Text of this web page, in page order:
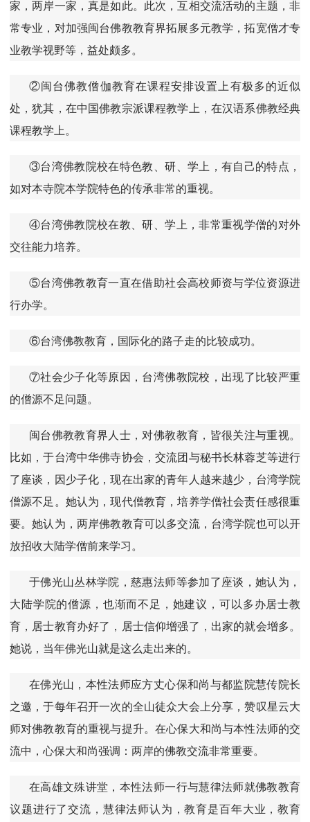
家，两岸一家，真是如此。此次，互相交流活动的主题，非
常专业，对加强闽台佛教教育界拓展多元教学，拓宽僧才专
业教学视野等，益处颇多。
②闽台佛教僧伽教育在课程安排设置上有极多的近似
处，犹其，在中国佛教宗派课程教学上，在汉语系佛教经典
课程教学上。
③台湾佛教院校在特色教、研、学上，有自己的特点，
如对本寺院本学院特色的传承非常的重视。
④台湾佛教院校在教、研、学上，非常重视学僧的对外
交往能力培养。
⑤台湾佛教教育一直在借助社会高校师资与学位资源进
行办学。
⑥台湾佛教教育，国际化的路子走的比较成功。
⑦社会少子化等原因，台湾佛教院校，出现了比较严重
的僧源不足问题。
闽台佛教教育界人士，对佛教教育，皆很关注与重视。
比如，于台湾中华佛寺协会，交流团与秘书长林蓉芝等进行
了座谈，因少子化，现在出家的青年人越来越少，台湾学院
僧源不足。她认为，现代僧教育，培养学僧社会责任感很重
要。她认为，两岸佛教教育可以多交流，台湾学院也可以开
放招收大陆学僧前来学习。
于佛光山丛林学院，慈惠法师等参加了座谈，她认为，
大陆学院的僧源，也渐而不足，她建议，可以多办居士教
育，居士教育办好了，居士信仰增强了，出家的就会增多。
她说，当年佛光山就是这么走出来的。
在佛光山，本性法师应方丈心保和尚与都监院慧传院长
之邀，于每年召开一次的全山徒众大会上分享，赞叹星云大
师对佛教教育的重视与提升。在心保大和尚与本性法师的交
流中，心保大和尚强调：两岸的佛教交流非常重要。
在高雄文殊讲堂，本性法师一行与慧律法师就佛教教育
议题进行了交流，慧律法师认为，教育是百年大业，教育